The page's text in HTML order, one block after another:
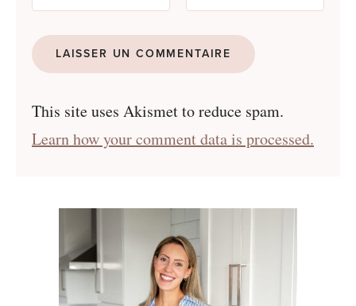
This site uses Akismet to reduce spam.
Learn how your comment data is processed.